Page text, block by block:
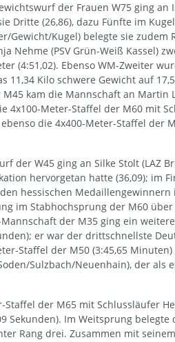
der Frauen W75 ging
Dritte (26,86), dazu Fünfte im
Gewicht/Kugel) belegte sie zudem
Nehme (PSV Grün-Weiß Kassel)
(4:51,02). Ebenso WM-Zweiter
11,34 Kilo schwere Gewicht auf
kam die Mannschaft an Martin
4x100-Meter-Staffel der M60 mit
die 4x400-Meter-Staffel der
der W45 ging an Silke Stolt (LAZ
hervorgetan hatte (36,09); im
hessischen Medaillengewinnern
im Stabhochsprung der M60
der M35 ging ein
er war der drittschnellste
Staffel der M50 (3:45,65
Sulzbach/Neuenhain), der
Staffel der M65 mit Schlussläufer
Sekunden). Im Weitsprung
Rang drei. Zusammen mit